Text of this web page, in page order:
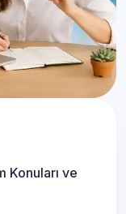
Konuları ve